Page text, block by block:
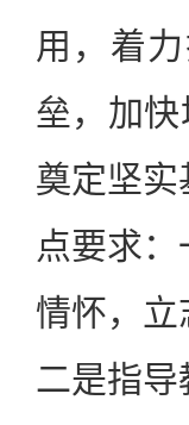
用，着
垒，加快
奠定坚
点要求
情怀，
二是指